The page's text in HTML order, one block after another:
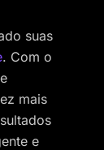
suas
. Com o
mais
e